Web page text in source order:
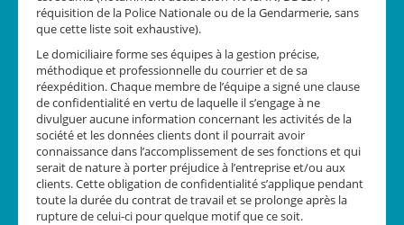
réquisition de la Police Nationale ou de la Gendarmerie, sans
que cette liste soit exhaustive).
Le domiciliaire forme ses équipes à la gestion précise,
méthodique et professionnelle du courrier et de sa
réexpédition. Chaque membre de l’équipe a signé une clause
de confidentialité en vertu de laquelle il s’engage à ne
divulguer aucune information concernant les activités de la
société et les données clients dont il pourrait avoir
connaissance dans l’accomplissement de ses fonctions et qui
serait de nature à porter préjudice à l’entreprise et/ou aux
clients. Cette obligation de confidentialité s’applique pendant
toute la durée du contrat de travail et se prolonge après la
rupture de celui-ci pour quelque motif que ce soit.